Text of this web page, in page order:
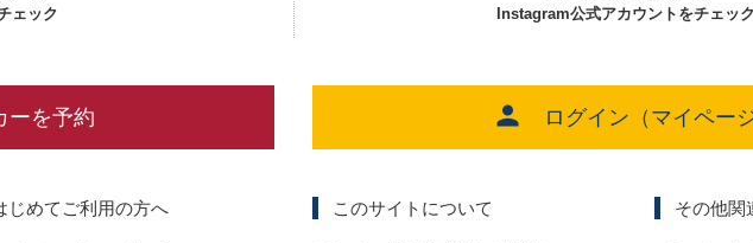
ェック
Instagram公式アカウントをチェック
ーを予約 ログイン（マイページ
じめてご利用の方へ このサイトについて その他関